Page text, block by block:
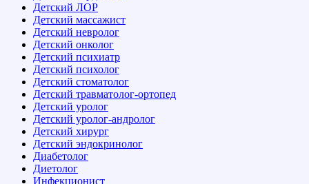
Детский ЛОР
Детский массажист
Детский невролог
Детский онколог
Детский психиатр
Детский психолог
Детский стоматолог
Детский травматолог-ортопед
Детский уролог
Детский уролог-андролог
Детский хирург
Детский эндокринолог
Диабетолог
Диетолог
Инфекционист